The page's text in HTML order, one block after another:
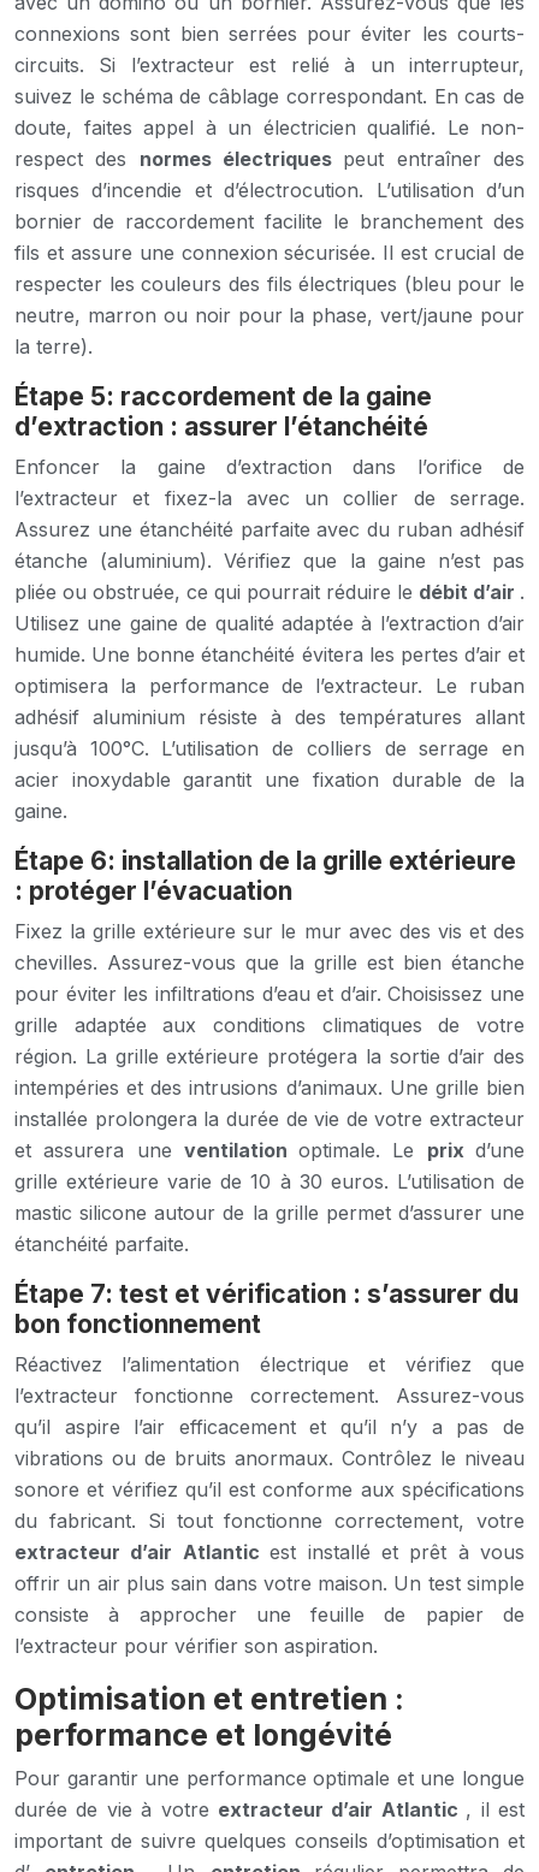
connexions sont bien serrées pour éviter les courts-
circuits. Si l’extracteur est relié à un interrupteur,
suivez le schéma de câblage correspondant. En cas de
doute, faites appel à un électricien qualifié. Le non-
respect des normes électriques peut entraîner des
risques d’incendie et d’électrocution. L’utilisation d’un
bornier de raccordement facilite le branchement des
fils et assure une connexion sécurisée. Il est crucial de
respecter les couleurs des fils électriques (bleu pour le
neutre, marron ou noir pour la phase, vert/jaune pour
la terre).
Étape 5: raccordement de la gaine
d’extraction : assurer l’étanchéité
Enfoncer la gaine d’extraction dans l’orifice de
l’extracteur et fixez-la avec un collier de serrage.
Assurez une étanchéité parfaite avec du ruban adhésif
étanche (aluminium). Vérifiez que la gaine n’est pas
pliée ou obstruée, ce qui pourrait réduire le débit d’air .
Utilisez une gaine de qualité adaptée à l’extraction d’air
humide. Une bonne étanchéité évitera les pertes d’air et
optimisera la performance de l’extracteur. Le ruban
adhésif aluminium résiste à des températures allant
jusqu’à 100°C. L’utilisation de colliers de serrage en
acier inoxydable garantit une fixation durable de la
gaine.
Étape 6: installation de la grille extérieure
: protéger l’évacuation
Fixez la grille extérieure sur le mur avec des vis et des
chevilles. Assurez-vous que la grille est bien étanche
pour éviter les infiltrations d’eau et d’air. Choisissez une
grille adaptée aux conditions climatiques de votre
région. La grille extérieure protégera la sortie d’air des
intempéries et des intrusions d’animaux. Une grille bien
installée prolongera la durée de vie de votre extracteur
et assurera une ventilationoptimale. Le prixd’une
grille extérieure varie de 10 à 30 euros. L’utilisation de
mastic silicone autour de la grille permet d’assurer une
étanchéité parfaite.
Étape 7: test et vérification : s’assurer du
bon fonctionnement
Réactivez l’alimentation électrique et vérifiez que
l’extracteur fonctionne correctement. Assurez-vous
qu’il aspire l’air efficacement et qu’il n’y a pas de
vibrations ou de bruits anormaux. Contrôlez le niveau
sonore et vérifiez qu’il est conforme aux spécifications
du fabricant. Si tout fonctionne correctement, votre
extracteur d’air Atlanticest installé et prêt à vous
offrir un air plus sain dans votre maison. Un test simple
consiste à approcher une feuille de papier de
l’extracteur pour vérifier son aspiration.
Optimisation et entretien :
performance et longévité
Pour garantir une performance optimale et une longue
durée de vie à votre extracteur d’air Atlantic , il est
important de suivre quelques conseils d’optimisation et